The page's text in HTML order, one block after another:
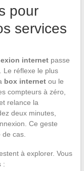
pour
services
internetpasse
Le réflexe le plus
box internetou le
compteurs à zéro,
relance la
deux minutes,
Ce geste
cas.
à explorer. Vous
: